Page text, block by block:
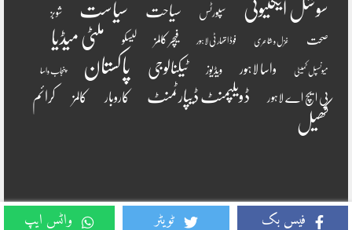
فیس بک ٹویٹر واٹس ایپ
سوشل ایکٹیوٹی سپورٹس سیاحت سیاست شوبز
صحت غزل و شاعری فوڈ اتھارٹی لاہور فیچر کالمز لیسکو ملٹی میڈیا
میونسپل کمیٹی واسا لاہور ویڈیوز ٹیکنالوجی پاکستان پنجاب واسا
پی ایچ اے لاہور ڈویلپمنٹ ڈیپارٹمنٹ کاروبار کالمز کرائم
کھیل
Copyright © 2022, Awami Mission All Rights Reserved.